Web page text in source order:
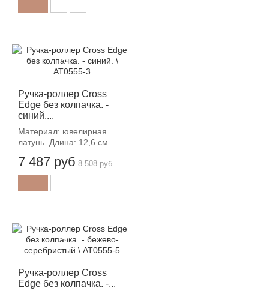
Ручка-роллер Cross
Edge без колпачка. -
синий....
Материал: ювелирная
латунь. Длина: 12,6 см.
7 487 руб 8 508 руб
Ручка-роллер Cross
Edge без колпачка. -...